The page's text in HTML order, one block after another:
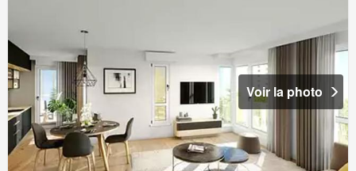
Voir la photo